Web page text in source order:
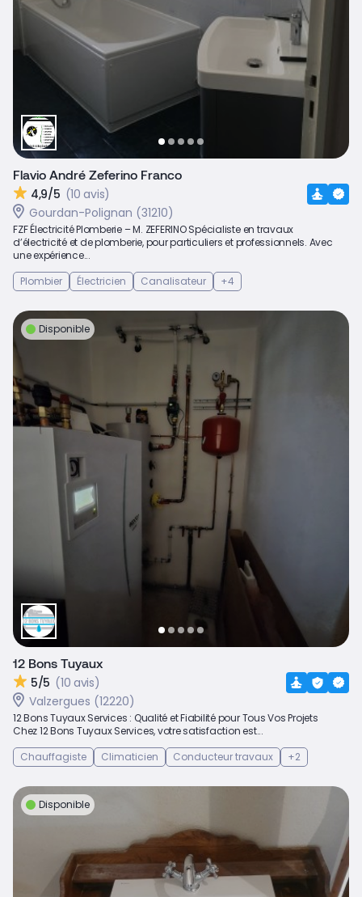
Flavio André Zeferino Franco
4,9/5 (10 avis)
Gourdan-Polignan (31210)
FZF Électricité Plomberie – M. ZEFERINO Spécialiste en travaux
d’électricité et de plomberie, pour particuliers et professionnels. Avec
une expérience...
Plombier
Électricien Canalisateur +4
Disponible
12 Bons Tuyaux
5/5 (10 avis)
Valzergues (12220)
12 Bons Tuyaux Services : Qualité et Fiabilité pour Tous Vos Projets
Chez 12 Bons Tuyaux Services, votre satisfaction est...
Chauffagiste
Climaticien Conducteur travaux +2
Disponible